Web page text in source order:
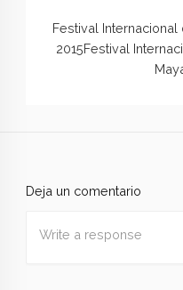
Festival Internacional
2015Festival
Deja un comentario